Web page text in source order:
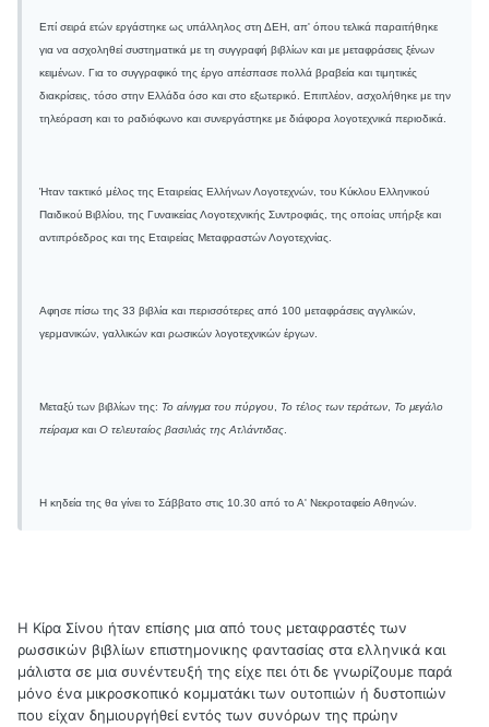
Επί σειρά ετών εργάστηκε ως υπάλληλος στη ΔΕΗ, απ' όπου τελικά παραιτήθηκε
για να ασχοληθεί συστηματικά με τη συγγραφή βιβλίων και με μεταφράσεις ξένων
κειμένων. Για το συγγραφικό της έργο απέσπασε πολλά βραβεία και τιμητικές
διακρίσεις, τόσο στην Ελλάδα όσο και στο εξωτερικό. Επιπλέον, ασχολήθηκε με την
τηλεόραση και το ραδιόφωνο και συνεργάστηκε με διάφορα λογοτεχνικά περιοδικά.
Ήταν τακτικό μέλος της Εταιρείας Ελλήνων Λογοτεχνών, του Κύκλου Ελληνικού
Παιδικού Βιβλίου, της Γυναικείας Λογοτεχνικής Συντροφιάς, της οποίας υπήρξε και
αντιπρόεδρος και της Εταιρείας Μεταφραστών Λογοτεχνίας.
Αφησε πίσω της 33 βιβλία και περισσότερες από 100 μεταφράσεις αγγλικών,
γερμανικών, γαλλικών και ρωσικών λογοτεχνικών έργων.
Μεταξύ των βιβλίων της: Το αίνιγμα του πύργου, Το τέλος των τεράτων, Το μεγάλο
πείραμα και Ο τελευταίος βασιλιάς της Ατλάντιδας.
Η κηδεία της θα γίνει το Σάββατο στις 10.30 από το Α' Νεκροταφείο Αθηνών.
Η Κίρα Σίνου ήταν επίσης μια από τους μεταφραστές των
ρωσσικών βιβλίων επιστημονικης φαντασίας στα ελληνικά και
μάλιστα σε μια συνέντευξή της είχε πει ότι δε γνωρίζουμε παρά
μόνο ένα μικροσκοπικό κομματάκι των ουτοπιών ή δυστοπιών
που είχαν δημιουργήθεί εντός των συνόρων της πρώην